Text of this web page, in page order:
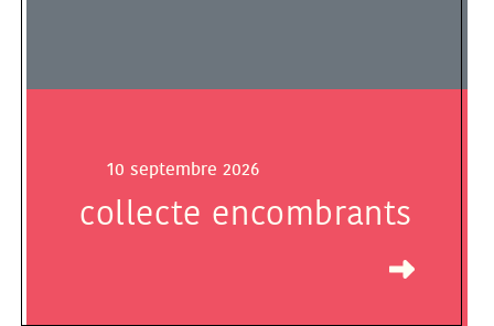
10 septembre 2026
collecte encombrants